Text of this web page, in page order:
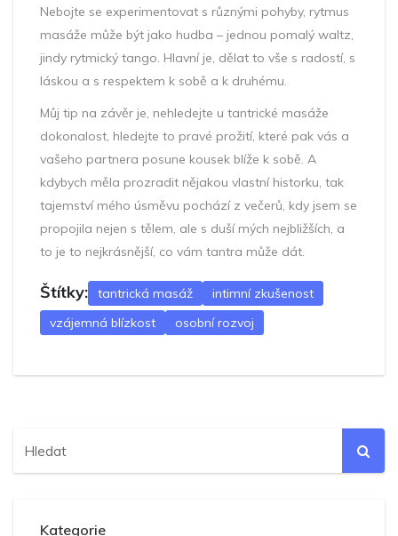
Nebojte se experimentovat s různými pohyby, rytmus
masáže může být jako hudba – jednou pomalý waltz,
jindy rytmický tango. Hlavní je, dělat to vše s radostí, s
láskou a s respektem k sobě a k druhému.
Můj tip na závěr je, nehledejte u tantrické masáže
dokonalost, hledejte to pravé prožití, které pak vás a
vašeho partnera posune kousek blíže k sobě. A
kdybych měla prozradit nějakou vlastní historku, tak
tajemství mého úsměvu pochází z večerů, kdy jsem se
propojila nejen s tělem, ale s duší mých nejbližších, a
to je to nejkrásnější, co vám tantra může dát.
Štítky: tantrická masáž
intimní zkušenost
vzájemná blízkost
osobní rozvoj
Kategorie